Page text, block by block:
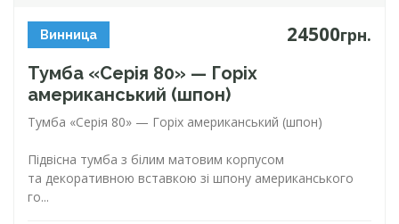
Винница 24500грн.
Тумба «Серія 80» — Горіх
американський (шпон)
Тумба «Серія 80» — Горіх американський (шпон)
Підвісна тумба з білим матовим корпусом
та декоративною вставкою зі шпону американського
го...